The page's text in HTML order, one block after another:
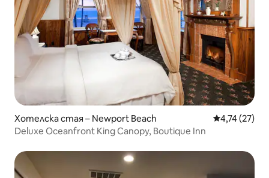
Хотелска стая – Newport Beach Средна
4,74 (27)
Deluxe Oceanfront King Canopy, Boutique Inn